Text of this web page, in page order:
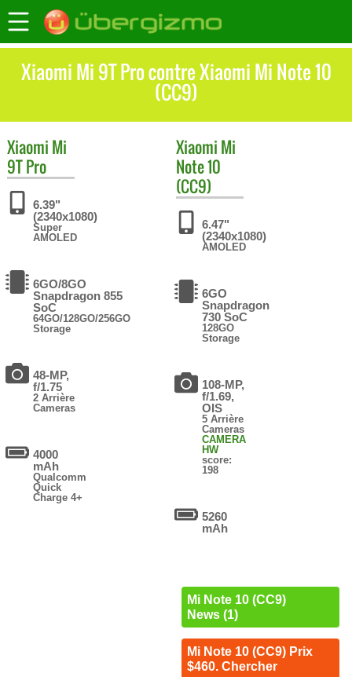
Xiaomi Mi 9T Pro contre Xiaomi Mi Note 10
(CC9)
Xiaomi Mi
9T Pro
6.39"
(2340x1080)
Super
AMOLED
6GO/8GO
Snapdragon 855
SoC
64GO/128GO/256GO
Storage
48-MP,
f/1.75
2 Arrière
Cameras
4000
mAh
Qualcomm
Quick
Charge 4+
Xiaomi Mi
Note 10
(CC9)
6.47"
(2340x1080)
AMOLED
6GO
Snapdragon
730 SoC
128GO
Storage
108-MP,
f/1.69,
OIS
5 Arrière
Cameras
CAMERA
HW
score:
198
5260
mAh
Mi Note 10 (CC9)
News (1)
Mi Note 10 (CC9) Prix
$460. Chercher